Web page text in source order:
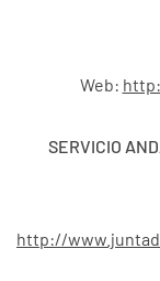
Web:
SERVICIO
http://